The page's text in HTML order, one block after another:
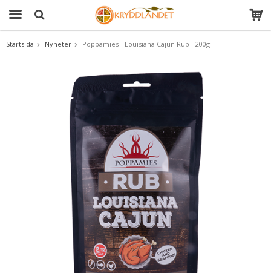
Produkten har blivit tillagd i varukorgen
Startsida Nyheter Poppamies - Louisiana Cajun Rub - 200g